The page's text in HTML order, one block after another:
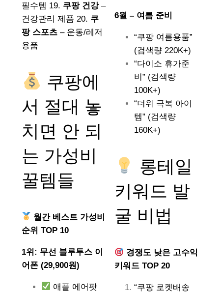
필수템 19. 쿠팡 건강–
건강관리 제품 20. 쿠
팡 스포츠 – 운동/레저
용품
쿠팡에
서 절대 놓
치면 안 되
는 가성비
꿀템들
월간 베스트 가성비
순위 TOP 10
1위: 무선 블루투스 이
어폰 (29,900원)
애플 에어팟
6월 – 여름 준비
“쿠팡 여름용품”
(검색량 220K+)
“다이소 휴가준
비” (검색량
100K+)
“더위 극복 아이
템” (검색량
160K+)
롱테일
키워드 발
굴 비법
경쟁도 낮은 고수익
키워드 TOP 20
“쿠팡 로켓배송